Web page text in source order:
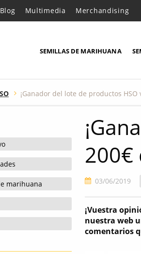
Blog Multimedia Merchandising
SEMILLAS DE MARIHUANA
200€
03/06/2019
¡Vuestra
nuestra web
comentarios
marihuana